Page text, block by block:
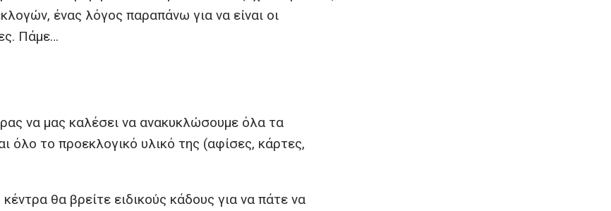
ένας λόγος παραπάνω για να είναι οι
Πάμε…
να μας καλέσει να ανακυκλώσουμε όλα τα
το προεκλογικό υλικό της (αφίσες, κάρτες,
θα βρείτε ειδικούς κάδους για να πάτε να